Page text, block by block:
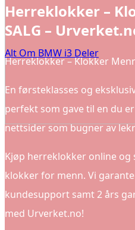
Alt Om BMW i3 Deler
Herreklokker –
SALG –
Herreklokker – Klokker
En førsteklasses og
perfekt som gave til en du
nettsider som bugner av
Kjøp herreklokker online og
klokker for menn. Vi
kundesupport samt 2 års
med Urverket.no!